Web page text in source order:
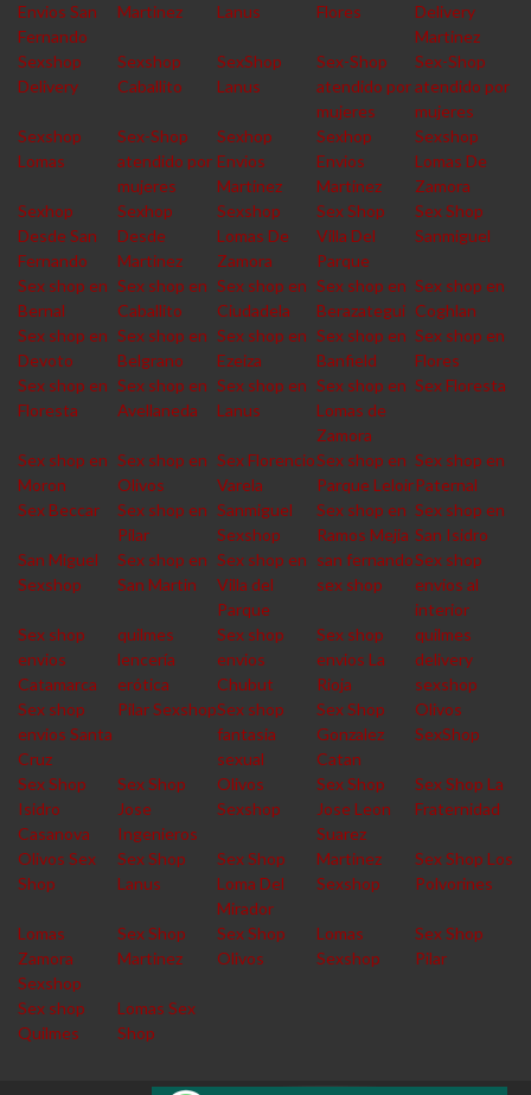
Envios San
Fernando
Martinez
Lanus
Flores
Delivery
Martinez
Sexshop
Delivery
Sexshop
Caballito
SexShop
Lanus
Sex-Shop
atendido por
mujeres
Sex-Shop
atendido por
mujeres
Sexshop
Lomas
Sex-Shop
atendido por
mujeres
Sexhop
Envios
Martinez
Sexhop
Envios
Martinez
Sexshop
Lomas De
Zamora
Sexhop
Desde San
Fernando
Sexhop
Desde
Martinez
Sexshop
Lomas De
Zamora
Sex Shop
Villa Del
Parque
Sex Shop
Sanmiguel
Sex shop en
Bernal
Sex shop en
Caballito
Sex shop en
Ciudadela
Sex shop en
Berazategui
Sex shop en
Coghlan
Sex shop en
Devoto
Sex shop en
Belgrano
Sex shop en
Ezeiza
Sex shop en
Banfield
Sex shop en
Flores
Sex shop en
Floresta
Sex shop en
Avellaneda
Sex shop en
Lanus
Sex shop en
Lomas de
Zamora
Sex Floresta
Sex shop en
Moron
Sex shop en
Olivos
Sex Florencio
Varela
Sex shop en
Parque Leloir
Sex shop en
Paternal
Sex Beccar
Sex shop en
Pilar
Sanmiguel
Sexshop
Sex shop en
Ramos Mejia
Sex shop en
San Isidro
San Miguel
Sexshop
Sex shop en
San Martin
Sex shop en
Villa del
Parque
san fernando
sex shop
Sex shop
envios al
interior
Sex shop
envios
Catamarca
quilmes
lencería
erótica
Sex shop
envios
Chubut
Sex shop
envios La
Rioja
quilmes
delivery
sexshop
Sex shop
envios Santa
Cruz
Pilar SexshopSex shop
fantasia
sexual
Sex Shop
Gonzalez
Catan
Olivos
SexShop
Sex Shop
Isidro
Casanova
Sex Shop
Jose
Ingenieros
Olivos
Sexshop
Sex Shop
Jose Leon
Suarez
Sex Shop La
Fraternidad
Olivos Sex
Shop
Sex Shop
Lanus
Sex Shop
Loma Del
Mirador
Martinez
Sexshop
Sex Shop Los
Polvorines
Lomas
Zamora
Sexshop
Sex Shop
Martinez
Sex Shop
Olivos
Lomas
Sexshop
Sex Shop
Pilar
Sex shop
Quilmes
Lomas Sex
Shop